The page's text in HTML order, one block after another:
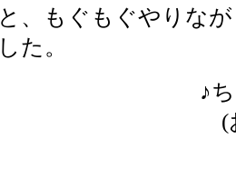
と、もぐもぐやりな
した。
♪
(